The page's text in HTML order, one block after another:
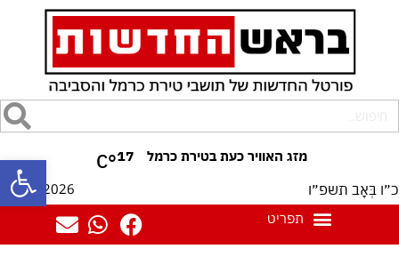
פתח 17
°C
כ״ו בְּאָב תשפ״ו 09/08/2026